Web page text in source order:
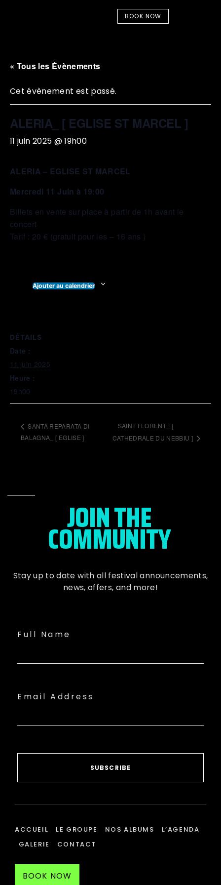
BOOK NOW
« Tous les Évènements
Cet évènement est passé.
ALERIA_ [ EGLISE ST MARCEL ]
11 juin 2025 @ 19h00
ALERIA – EGLISE ST MARCEL
Mercredi 11 Juin à 19:00
Billets en vente sur place à partir de 1h avant le
concert
Tarif : 20 € (gratuit pour les – 16 ans )
Ajouter au calendrier
DÉTAILS
Date :
11 juin 2025
Heure :
19h00
SANTA REPARATA DI
BALAGNA_ [ EGLISE ]
SAINT FLORENT_ [
CATHEDRALE DU NEBBIU ]
JOIN THE
COMMUNITY
Stay up to date with all festivalannouncements,
news, offers, and more!
Full Name
Email Address
SUBSCRIBE
ACCUEIL LE GROUPE NOS ALBUMS
L’AGENDA
GALERIE
CONTACT
BOOK NOW